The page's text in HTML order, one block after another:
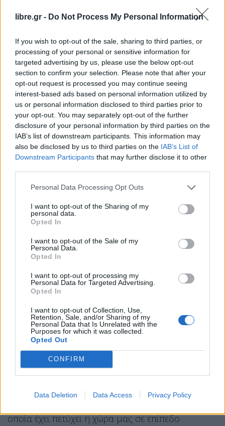
libre.gr - Do Not Process My Personal Information
If you wish to opt-out of the sale, sharing to third parties, or
processing of your personal or sensitive information for
targeted advertising by us, please use the below opt-out
section to confirm your selection. Please note that after your
opt-out request is processed you may continue seeing
interest-based ads based on personal information utilized by
us or personal information disclosed to third parties prior to
your opt-out. You may separately opt-out of the further
disclosure of your personal information by third parties on the
IAB’s list of downstream participants. This information may
also be disclosed by us to third parties on the IAB’s List of
Downstream Participants that may further disclose it to other
Personal Data Processing Opt Outs
I want to opt-out of the Sharing of my
personal data.
Opted In
I want to opt-out of the Sale of my
Personal Data.
Opted In
I want to opt-out of processing my
Personal Data for Targeted Advertising.
Opted In
I want to opt-out of Collection, Use,
Retention, Sale, and/or Sharing of my
Personal Data that Is Unrelated with the
Purposes for which it was collected.
Opted Out
CONFIRM
Data Deletion Data Access Privacy Policy
χαμηλοσυνταξιούχων, οι οποίες πλέον
διευρύνονται, ενώ παράλληλα, έρχεται ένα πακέτο
μέτρων για τη διαχείριση του ιδιωτικού χρέους,
που αποσκοπεί στην ενίσχυση της ρευστότητας
στην αγορά και τη στήριξη των πολιτών που
προσπαθούν να είναι συνεπείς στις φορολογικές
υποχρεώσεις τους. Όπως τόνισε,με μέτρα
«στοχευμένα, μεθοδικά και οριοθετημένα
δημοσιονομικά», «προκειμένου να
διασφαλίσουμε το παρόν αλλά και το μέλλον»,
επιστρέφουμε κάθε χρόνο στην ελληνική κοινωνία
οικονομίας.
Ο κ. Κώτσηρας επεσήμανε ότι στρατηγική επιλογή
της κυβέρνησης είναι τα μόνιμα μέτρα στήριξης,
ενώ λαμβάνονται και έκτακτα μέτρα όταν
υπάρχουν έκτακτες ανάγκες. Ο ίδιος υπογράμμισε
πως η μόνιμη μείωση φορολογίας συνιστά
«δομική πολιτική επιλογή» και έδωσε ιδιαίτερη
εφαρμόζεται από τις αρχές του έτους, αυξάνοντας
το εισόδημα των πολιτών, ιδίως των οικογενειών
με παιδιά και των νέων.
Με αφορμή και τις χθεσινές δηλώσεις του
Ευρωπαίου επιτρόπου Βάλντις Ντομπρόβσκις για
την ισχυρή θέση της ελληνικής οικονομίας, ο
οποία έχει πετύχει η χώρα μας σε επίπεδο